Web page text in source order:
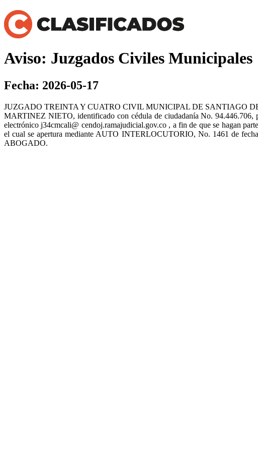
Aviso: Juzgados Civiles Municipales
Fecha: 2026-05-17
JUZGADO TREINTA Y CUATRO CIVIL MUNICIPAL DE SANTIAGO DE
MARTINEZ NIETO, identificado con cédula de ciudadanía No.
electrónico j34cmcali@ cendoj.ramajudicial.gov.co , a fin de que se hagan
el cual se apertura mediante AUTO INTERLOCUTORIO, No. 1461 de
ABOGADO.